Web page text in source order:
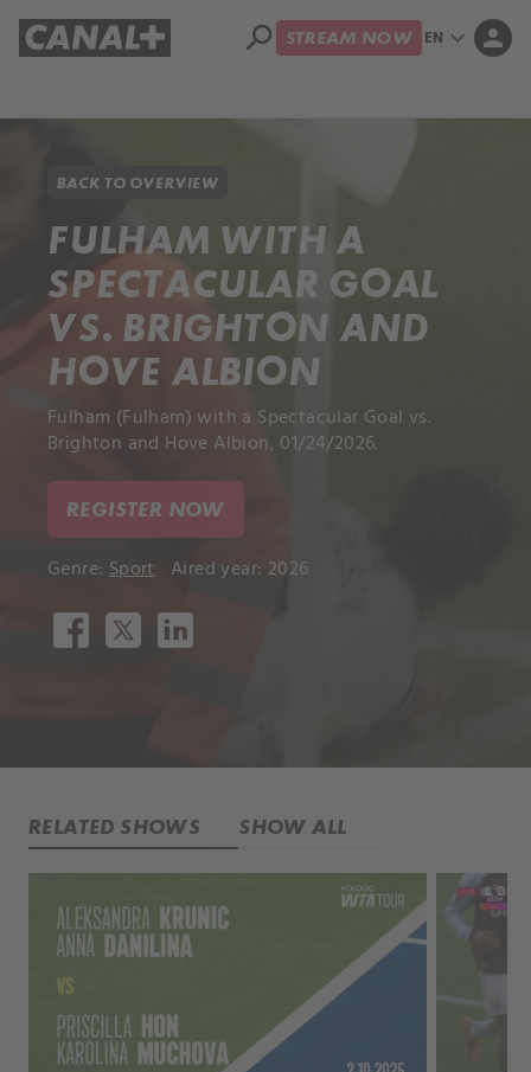
search STREAM NOW EN expand_more person
BACK TO OVERVIEW
FULHAM WITH A
SPECTACULAR GOAL
VS. BRIGHTON AND
HOVE ALBION
Fulham (Fulham) with a Spectacular Goal vs.
Brighton and Hove Albion, 01/24/2026.
REGISTER NOW
Genre: Sport Aired year: 2026
RELATED SHOWS SHOW ALL